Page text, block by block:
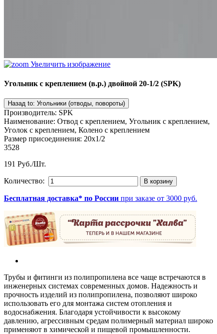
Увеличить изображение
Угольник с креплением (в.р.) двойной 20-1/2 (SPK)
Производитель: SPK
Наименование: Отвод с креплением, Угольник с креплением,
Уголок с креплением, Колено с креплением
Размер присоединения: 20x1/2
3528
191 Руб./Шт.
Количество:
Бесплатная доставка* по России при заказе от 3000 руб.
Трубы и фитинги из полипропилена все чаще встречаются в
инженерных системах современных домов. Надежность и
прочность изделий из полипропилена, позволяют широко
использовать его для монтажа систем отопления и
водоснабжения. Благодаря устойчивости к высокому
давлению, агрессивным средам полимерный материал широко
применяют в химической и пищевой промышленности.